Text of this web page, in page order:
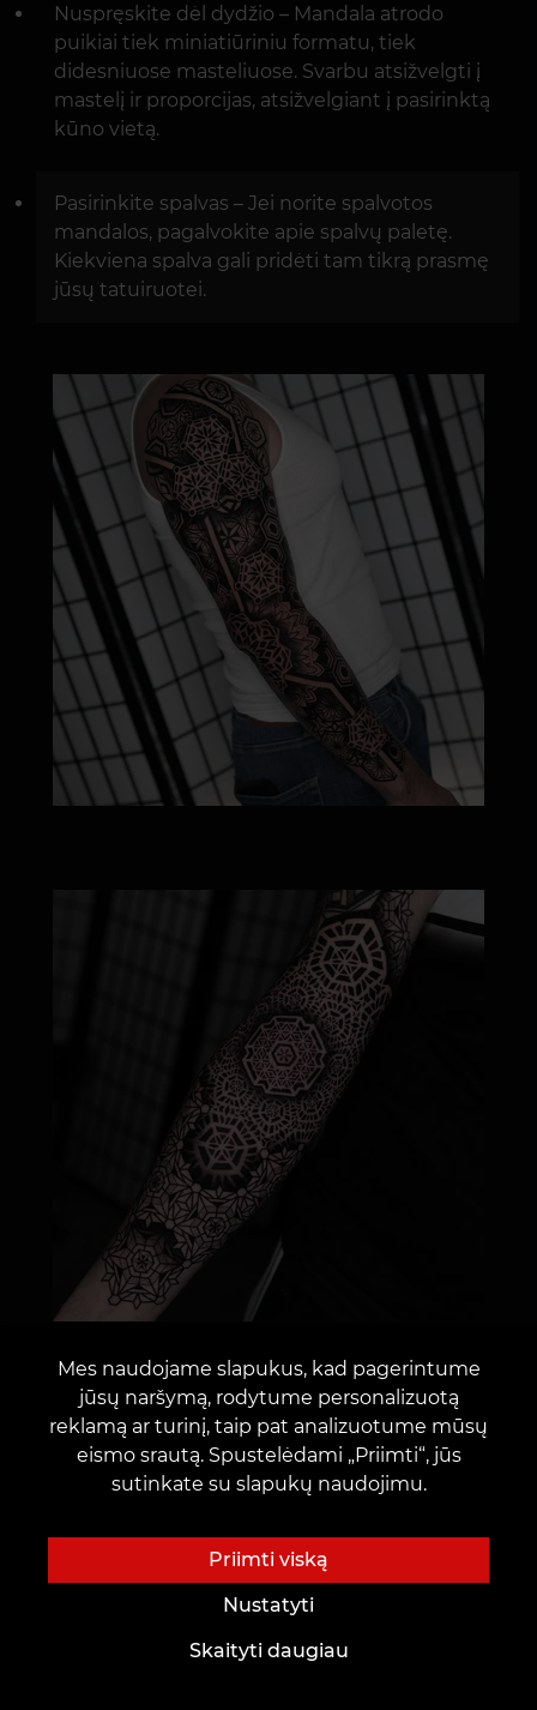
Nuspręskite dėl dydžio – Mandala atrodo
puikiai tiek miniatiūriniu formatu, tiek
didesniuose masteliuose. Svarbu atsižvelgti į
mastelį ir proporcijas, atsižvelgiant į pasirinktą
kūno vietą.
Pasirinkite spalvas – Jei norite spalvotos
mandalos, pagalvokite apie spalvų paletę.
Kiekviena spalva gali pridėti tam tikrą prasmę
jūsų tatuiruotei.
Mes naudojame slapukus, kad pagerintume
jūsų naršymą, rodytume personalizuotą
reklamą ar turinį, taip pat analizuotume mūsų
eismo srautą. Spustelėdami „Priimti“, jūs
sutinkate su slapukų naudojimu.
Priimti viską
Nustatyti
Skaityti daugiau